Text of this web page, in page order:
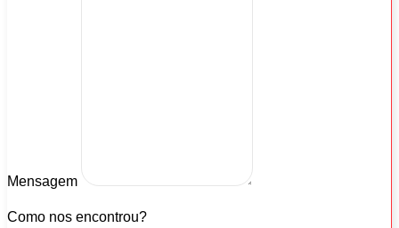
Mensagem
Como nos encontrou?